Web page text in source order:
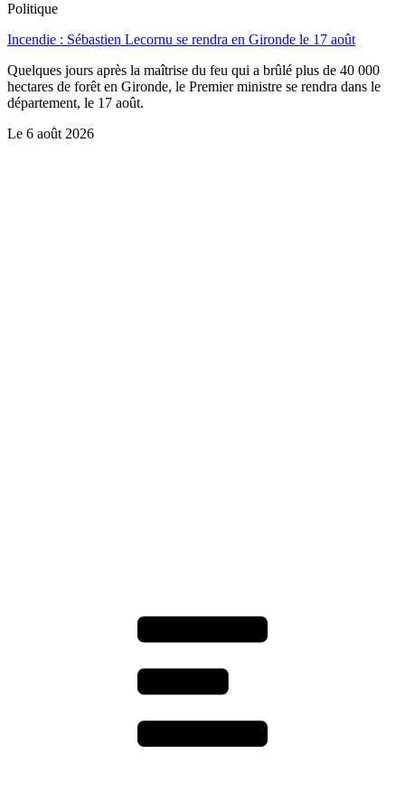
Politique
Incendie : Sébastien Lecornu se rendra en Gironde le 17 août
Quelques jours après la maîtrise du feu qui a brûlé plus de 40 000
hectares de forêt en Gironde, le Premier ministre se rendra dans le
département, le 17 août.
Le 6 août 2026